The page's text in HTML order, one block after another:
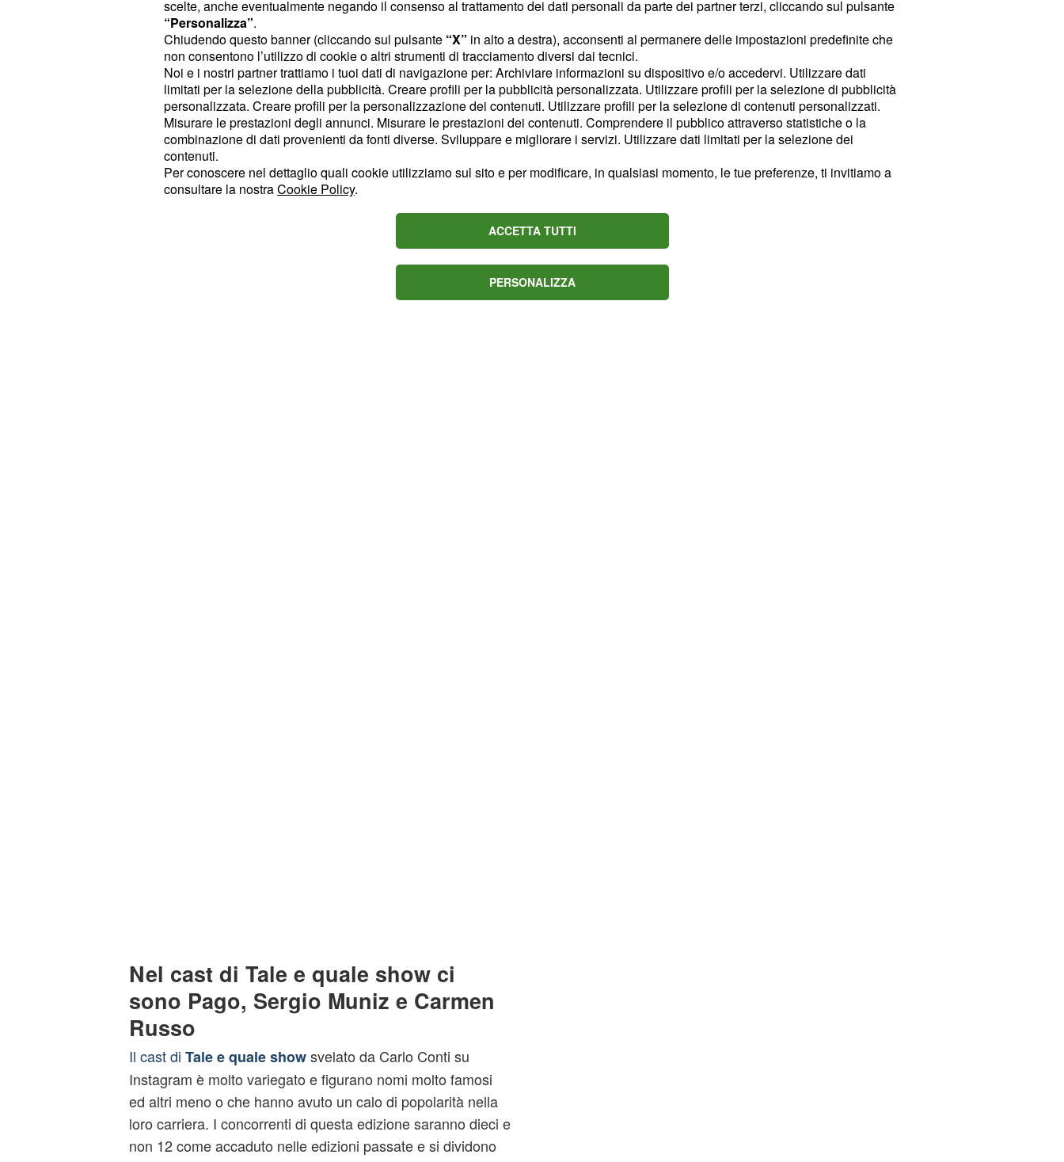
castdel programma. Come sempre accade in questi casi,
si sono susseguite le indiscrezioni e sono venuti fuori alcuni
nomi. Stamane ogni dubbio è stato sciolto da Carlo Conti, il
quale si è affidato alla rete svelando l'intero cast di Tale e
quale show con un post su Instagram, confermando molte
delle indiscrezioni di questi giorni. Sono diversi, infatti, i
nomi che erano circolati e che sono stati confermati dal
bravo conduttore toscano nel suo post sulla nota piattaforma
social.
Nel cast di Tale e quale show ci
sono Pago, Sergio Muniz e Carmen
Russo
Il cast di Tale e quale showsvelato da Carlo Conti su
Instagram è molto variegato e figurano nomi molto famosi
ed altri meno o che hanno avuto un calo di popolarità nella
loro carriera. I concorrenti di questa edizione saranno dieci e
non 12 come accaduto nelle edizioni passate e si dividono
scelte, anche eventualmente negando il consenso al trattamento dei dati personali da parte dei partner terzi, cliccando sul pulsante
“Personalizza”.
Chiudendo questo banner (cliccando sul pulsante “X” in alto a destra), acconsenti al permanere delle impostazioni predefinite che
non consentono l’utilizzo di cookie o altri strumenti di tracciamento diversi dai tecnici.
Noi e i nostri partner trattiamo i tuoi dati di navigazione per: Archiviare informazioni su dispositivo e/o accedervi. Utilizzare dati
limitati per la selezione della pubblicità. Creare profili per la pubblicità personalizzata. Utilizzare profili per la selezione di pubblicità
personalizzata. Creare profili per la personalizzazione dei contenuti. Utilizzare profili per la selezione di contenuti personalizzati.
Misurare le prestazioni degli annunci. Misurare le prestazioni dei contenuti. Comprendere il pubblico attraverso statistiche o la
combinazione di dati provenienti da fonti diverse. Sviluppare e migliorare i servizi. Utilizzare dati limitati per la selezione dei
contenuti.
Per conoscere nel dettaglio quali cookie utilizziamo sul sito e per modificare, in qualsiasi momento, le tue preferenze, ti invitiamo a
consultare la nostraCookie Policy.
ACCETTA TUTTI
PERSONALIZZA